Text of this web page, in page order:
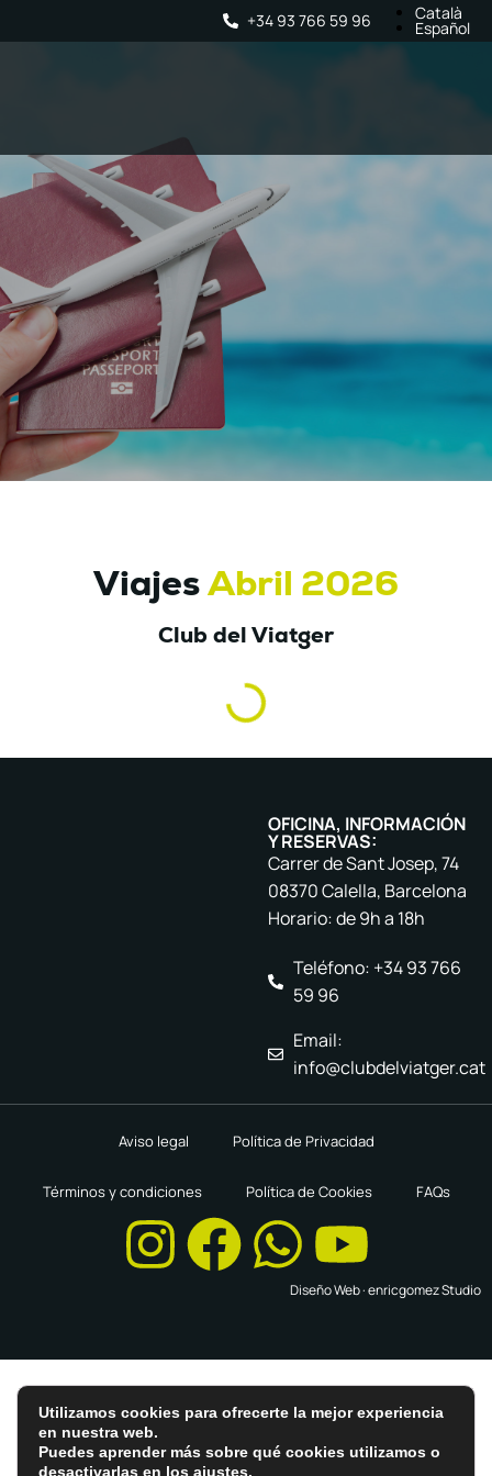
+34 93 766 59 96 Català
Español
ViajesAbril 2026
Club del Viatger
OFICINA, INFORMACIÓN
Y RESERVAS:
Carrer de Sant Josep, 74
08370 Calella, Barcelona
Horario: de 9h a 18h
Teléfono: +34 93 766
59 96
Email:
info@clubdelviatger.cat
Aviso legal Política de Privacidad
Términos y condiciones Política de Cookies FAQs
Diseño Web ·enricgomez Studio
Utilizamos cookies para ofrecerte la mejor experiencia
en nuestra web.
Puedes aprender más sobre qué cookies utilizamos o
desactivarlas en los ajustes.